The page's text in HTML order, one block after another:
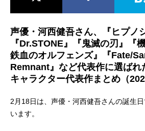
声優・河西健吾さん、『ヒプノ
『Dr.STONE』『鬼滅の刃』『
鉄血のオルフェンズ』『Fate/
Remnant』など代表作に選ばれ
キャラクター代表作まとめ（
2月18日は、声優・河西健吾さんの誕生
います。